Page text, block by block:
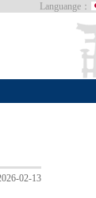
Languange：
02-13